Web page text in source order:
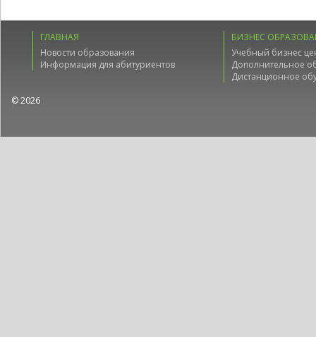
ГЛАВНАЯ
Новости образования
Информация для абитуриентов
БИЗНЕС
Учебный бизнес
Дополнительное
Дистанционное
© 2026